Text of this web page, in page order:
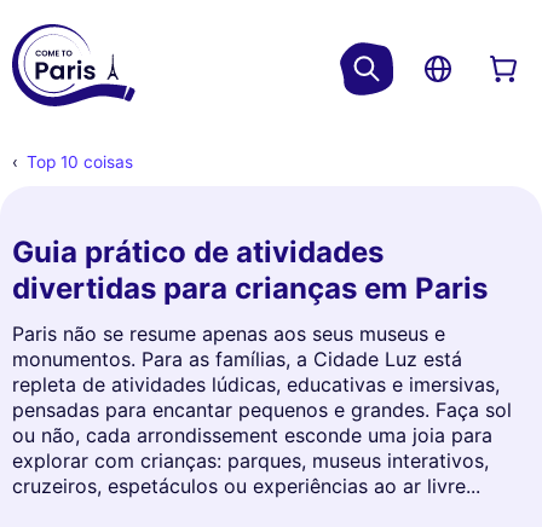
Top 10 coisas
Guia prático de atividades
divertidas para crianças em Paris
Paris não se resume apenas aos seus museus e
monumentos. Para as famílias, a Cidade Luz está
repleta de atividades lúdicas, educativas e imersivas,
pensadas para encantar pequenos e grandes. Faça sol
ou não, cada arrondissement esconde uma joia para
explorar com crianças: parques, museus interativos,
cruzeiros, espetáculos ou experiências ao ar livre...